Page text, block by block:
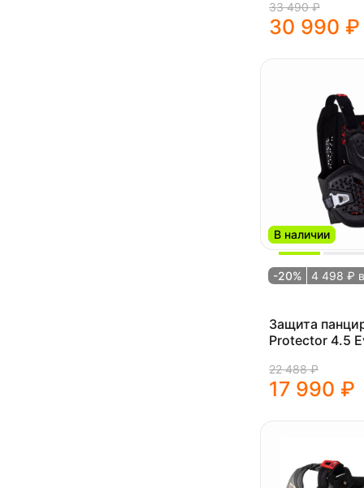
33 490 ₽
30 990 ₽
В наличии
-20% 4 498 ₽
Защита
Protector 4.5
22 488 ₽
17 990 ₽